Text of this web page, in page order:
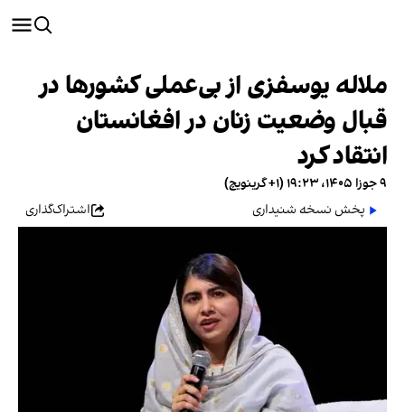
ملاله یوسفزی از بی‌عملی کشورها در
قبال وضعیت زنان در افغانستان
انتقاد کرد
۹ جوزا ۱۴۰۵، ۱۹:۲۳ (‎+۱ گرینویچ)
پخش نسخه شنیداری
اشتراک‌گذاری